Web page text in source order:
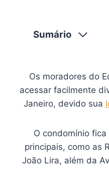
Sumário
Os moradores do
acessar facilmente
Janeiro, devido sua
O condomínio
principais, como as
João Lira, além da